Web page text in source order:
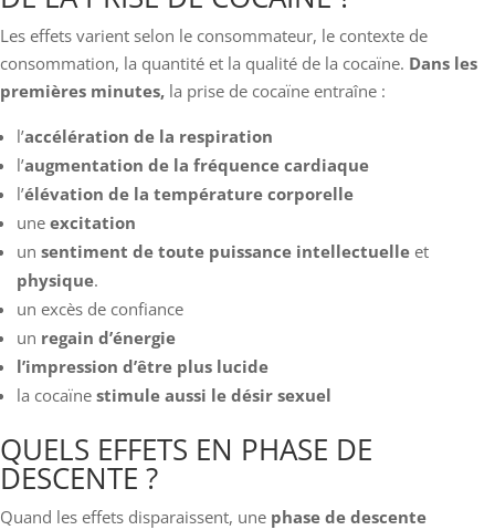
Les effets varient selon le consommateur, le contexte de
consommation, la quantité et la qualité de la cocaïne. Dans les
premières minutes, la prise de cocaïne entraîne :
l’accélération de la respiration
l’augmentation de la fréquence cardiaque
l’élévation de la température corporelle
une excitation
un sentiment de toute puissance intellectuelle et
physique.
un excès de confiance
un regain d’énergie
l’impression d’être plus lucide
la cocaïne stimule aussi le désir sexuel
QUELS EFFETS EN PHASE DE
DESCENTE ?
Quand les effets disparaissent, une phase de descente